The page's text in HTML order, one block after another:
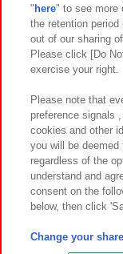
関連会社
プライバシーポリシ
お取引先さ
カスタマーハラスメ
" here" to see more
the retention
out of our sharing
Please click [Do
exercise your right.
Please note that
preference signals
cookies and other
you will be
regardless of the
understand and
consent on the
below, then click
Change your